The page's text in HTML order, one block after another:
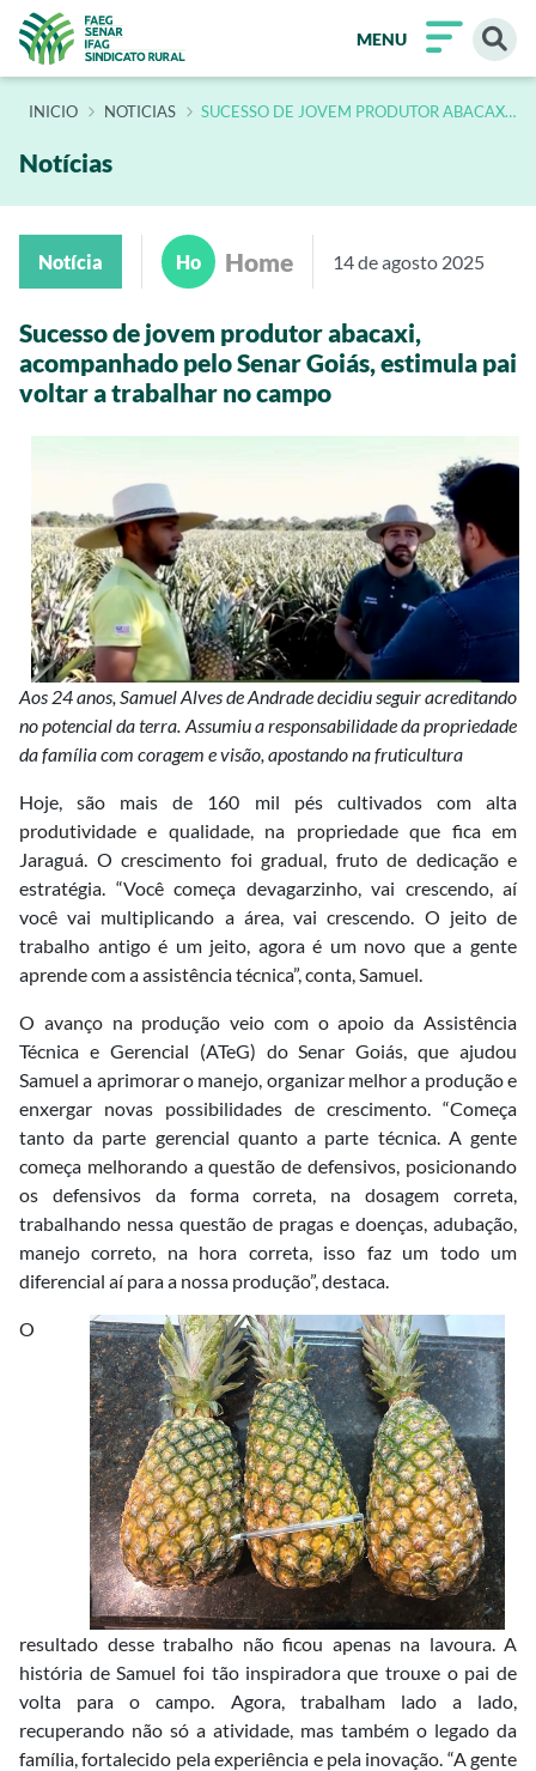
MENU
INÍCIO NOTICIAS SUCESSO DE JOVEM PRODUTOR ABACAXI
Notícias
Notícia Ho Home 14 de agosto 2025
Sucesso de jovem produtor abacaxi,
acompanhado pelo Senar Goiás, estimula pai
voltar a trabalhar no campo
Aos 24 anos, Samuel Alves de Andrade decidiu seguir acreditando
no potencial da terra. Assumiu a responsabilidade da propriedade
da família com coragem e visão, apostando na fruticultura
Hoje, são mais de 160 mil pés cultivados com alta
produtividade e qualidade, na propriedade que fica em
Jaraguá. O crescimento foi gradual, fruto de dedicação e
estratégia. “Você começa devagarzinho, vai crescendo, aí
você vai multiplicando a área, vai crescendo. O jeito de
trabalho antigo é um jeito, agora é um novo que a gente
aprende com a assistência técnica”, conta, Samuel.
O avanço na produção veio com o apoio da Assistência
Técnica e Gerencial (ATeG) do Senar Goiás, que ajudou
Samuel a aprimorar o manejo, organizar melhor a produção e
enxergar novas possibilidades de crescimento. “Começa
tanto da parte gerencial quanto a parte técnica. A gente
começa melhorando a questão de defensivos, posicionando
os defensivos da forma correta, na dosagem correta,
trabalhando nessa questão de pragas e doenças, adubação,
manejo correto, na hora correta, isso faz um todo um
diferencial aí para a nossa produção”, destaca.
O
resultado desse trabalho não ficou apenas na lavoura. A
história de Samuel foi tão inspiradora que trouxe o pai de
volta para o campo. Agora, trabalham lado a lado,
recuperando não só a atividade, mas também o legado da
família, fortalecido pela experiência e pela inovação. “A gente